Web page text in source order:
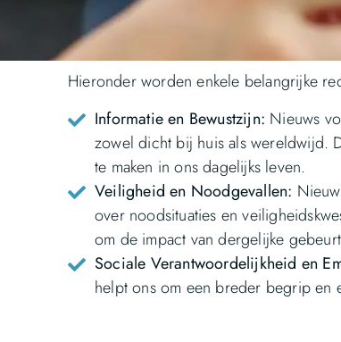
Hieronder worden enkele belangrijke
Informatie en Bewustzijn: Nieuws
zowel dicht bij huis als wereldwijd.
te maken in ons dagelijks leven.
Veiligheid en Noodgevallen:
over noodsituaties en
om de impact van dergelijke
Sociale Verantwoordelijkheid en
helpt ons om een breder begrip en